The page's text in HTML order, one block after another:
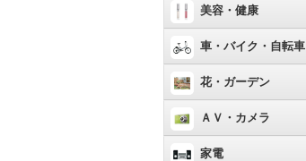
美容・健康
車・バイク・自転車
花・ガーデン
ＡＶ・カメラ
家電